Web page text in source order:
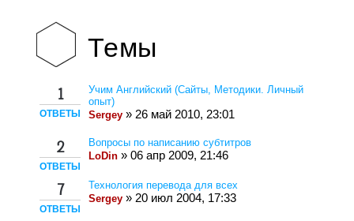
Темы
1
ОТВЕТЫ
Учим Английский (Сайты, Методики. Личный
опыт)
Sergey » 26 май 2010, 23:01
2
ОТВЕТЫ
Вопросы по написанию субтитров
LoDin » 06 апр 2009, 21:46
7
ОТВЕТЫ
Технология перевода для всех
Sergey » 20 июл 2004, 17:33